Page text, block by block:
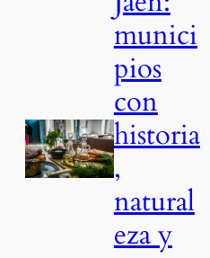
munici
pios
con
historia
,
natural
eza y